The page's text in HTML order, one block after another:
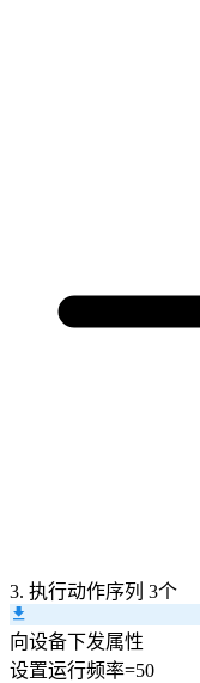
3. 执行动作序列 3个
向设备下发属性
设置运行频率=50